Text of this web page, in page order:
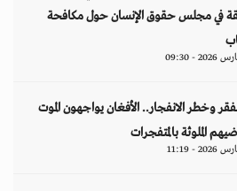
في مجلس حقوق الإنسان حول مكافحة
وخطر الانفجار.. الأفغان يواجهون الموت
الملوثة بالمتفجرات